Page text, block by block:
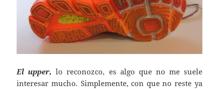
El upper, lo reconozco, es algo que no me suele
interesar mucho. Simplemente, con que no reste ya